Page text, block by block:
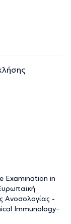
Examination in
Ανοσολογίας -
Immunology–